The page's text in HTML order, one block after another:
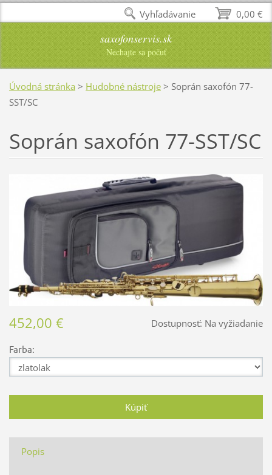
saxofonservis.sk
Nechajte sa počuť
Úvodná stránka > Hudobné nástroje > Soprán saxofón 77-
SST/SC
Soprán saxofón 77-SST/SC
Dostupnosť: Na vyžiadanie
452,00 €
Farba:
Popis
0,00 €
Vyhľadávanie